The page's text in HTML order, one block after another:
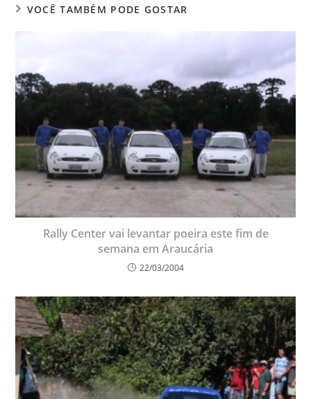
VOCÊ TAMBÉM PODE GOSTAR
Rally Center vai levantar poeira este fim de
semana em Araucária
22/03/2004